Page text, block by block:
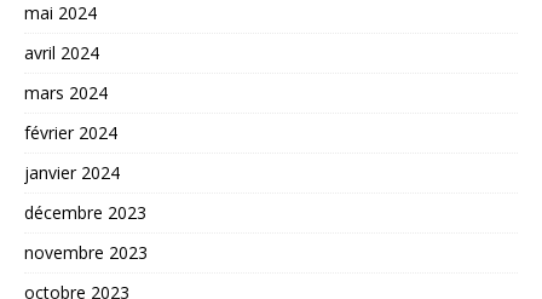
mai 2024
avril 2024
mars 2024
février 2024
janvier 2024
décembre 2023
novembre 2023
octobre 2023